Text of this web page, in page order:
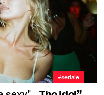
#seriale